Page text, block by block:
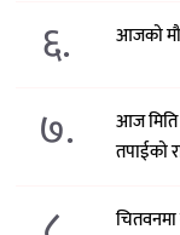
६. आजको
७.
आज
तपाईको